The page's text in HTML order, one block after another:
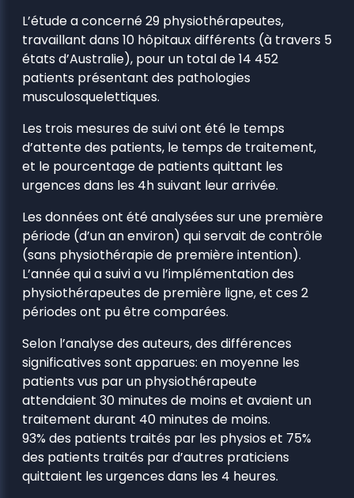
L’étude a concerné 29 physiothérapeutes,
travaillant dans 10 hôpitaux différents (à travers 5
états d’Australie), pour un total de 14 452
patients présentant des pathologies
musculosquelettiques.
Les trois mesures de suivi ont été le temps
d’attente des patients, le temps de traitement,
et le pourcentage de patients quittant les
urgences dans les 4h suivant leur arrivée.
Les données ont été analysées sur une première
période (d’un an environ) qui servait de contrôle
(sans physiothérapie de première intention).
L’année qui a suivi a vu l’implémentation des
physiothérapeutes de première ligne, et ces 2
périodes ont pu être comparées.
Selon l’analyse des auteurs, des différences
significatives sont apparues: en moyenne les
patients vus par un physiothérapeute
attendaient 30 minutes de moins et avaient un
traitement durant 40 minutes de moins.
93% des patients traités par les physios et 75%
des patients traités par d’autres praticiens
quittaient les urgences dans les 4 heures.